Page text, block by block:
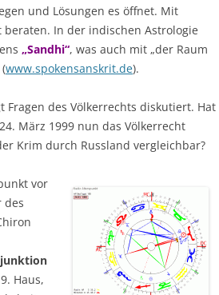
und Lösungen es öffnet. Mit
In der indischen Astrologie
„Sandhi“, was auch mit „der Raum
www.spokensanskrit.de).
Fragen des Völkerrechts diskutiert. Hat
März 1999 nun das Völkerrecht
Krim durch Russland vergleichbar?
vor
des
Haus,